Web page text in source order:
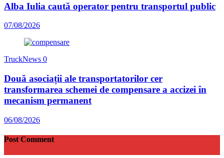
Alba Iulia caută operator pentru transportul public
07/08/2026
TruckNews 0
Două asociații ale transportatorilor cer
transformarea schemei de compensare a accizei în
mecanism permanent
06/08/2026
Post Comment